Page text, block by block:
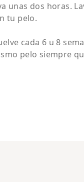
unas dos horas.
tu pelo.
cada 6 u 8
pelo siempre